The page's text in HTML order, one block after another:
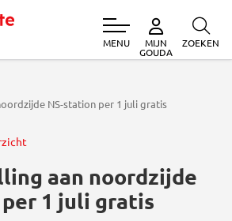
MENU MIJN
GOUDA
ZOEKEN
NS-station per 1 juli gratis
aan noordzijde
1 juli gratis